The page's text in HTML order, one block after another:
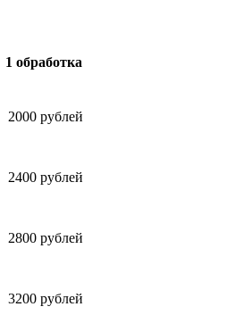
1 обработка
2000 рублей
2400 рублей
2800 рублей
3200 рублей